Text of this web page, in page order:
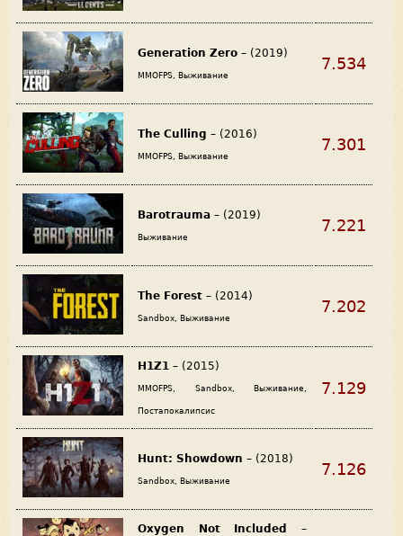
Generation Zero – (2019)
MMOFPS, Выживание
7.534
The Culling – (2016)
MMOFPS, Выживание
7.301
Barotrauma – (2019)
Выживание
7.221
The Forest – (2014)
Sandbox, Выживание
7.202
H1Z1 – (2015)
MMOFPS, Sandbox, Выживание,
Постапокалипсис
7.129
Hunt: Showdown – (2018)
Sandbox, Выживание
7.126
Oxygen Not Included
–